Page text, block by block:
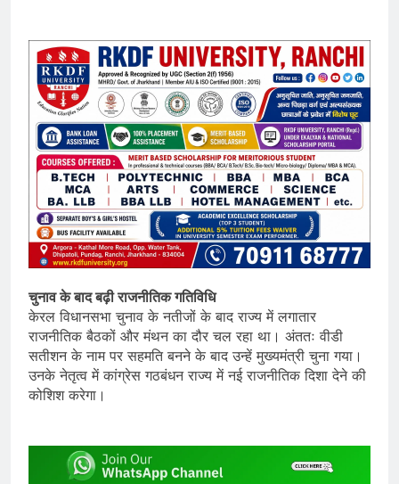
चुनाव के बाद बढ़ी राजनीतिक गतिविधि
केरल विधानसभा चुनाव के नतीजों के बाद राज्य में लगातार
राजनीतिक बैठकों और मंथन का दौर चल रहा था। अंततः वीडी
सतीशन के नाम पर सहमति बनने के बाद उन्हें मुख्यमंत्री चुना गया।
उनके नेतृत्व में कांग्रेस गठबंधन राज्य में नई राजनीतिक दिशा देने की
कोशिश करेगा।